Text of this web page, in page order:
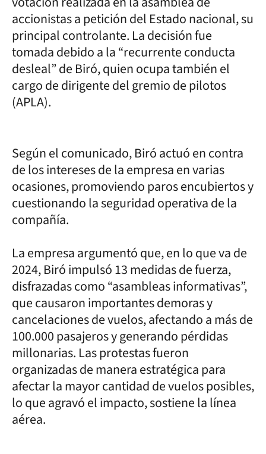
accionistas a petición del Estado nacional, su
principal controlante. La decisión fue
tomada debido a la “recurrente conducta
desleal” de Biró, quien ocupa también el
cargo de dirigente del gremio de pilotos
(APLA).
Según el comunicado, Biró actuó en contra
de los intereses de la empresa en varias
ocasiones, promoviendo paros encubiertos y
cuestionando la seguridad operativa de la
compañía.
La empresa argumentó que, en lo que va de
2024, Biró impulsó 13 medidas de fuerza,
disfrazadas como “asambleas informativas”,
que causaron importantes demoras y
cancelaciones de vuelos, afectando a más de
100.000 pasajeros y generando pérdidas
millonarias. Las protestas fueron
organizadas de manera estratégica para
afectar la mayor cantidad de vuelos posibles,
lo que agravó el impacto, sostiene la línea
aérea.